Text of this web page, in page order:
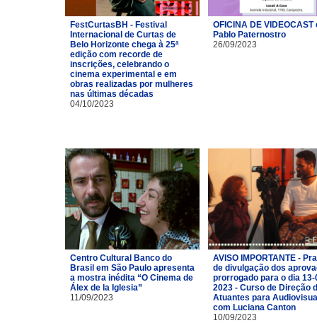
FestCurtasBH - Festival
Internacional de Curtas de
Belo Horizonte chega à 25ª
edição com recorde de
inscrições, celebrando o
cinema experimental e em
obras realizadas por mulheres
nas últimas décadas
04/10/2023
OFICINA DE VIDEOCAST
Pablo Paternostro
26/09/2023
Centro Cultural Banco do
Brasil em São Paulo apresenta
a mostra inédita “O Cinema de
Álex de la Iglesia”
11/09/2023
AVISO IMPORTANTE -
de divulgação dos
prorrogado para o dia 13-
2023 - Curso de Direção
Atuantes para
com Luciana Canton
10/09/2023